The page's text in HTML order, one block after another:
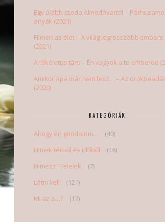
Egy újabb csoda Almodóvartól –
anyák (2021)
Filmen az élet – A világ legrosszabb embere
(2021)
A tökéletes társ – Én vagyok a te embered
Amikor apa már nem lesz… – Az
(2020)
KATEGÓRIÁK
Ahogy én gondolom…
(40)
Filmek térből és időből
(16)
Filmezz ! Felelek
(7)
Látni kell
(121)
Mi az a…?
(17)